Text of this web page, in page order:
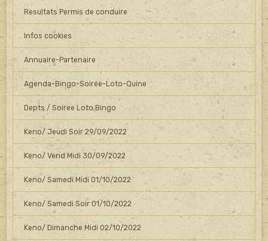
Resultats Permis de conduire
Infos cookies
Annuaire-Partenaire
Agenda-Bingo-Soirée-Loto-Quine
Depts / Soiree Loto Bingo
Keno/ Jeudi Soir 29/09/2022
Keno/ Vend Midi 30/09/2022
Keno/ Samedi Midi 01/10/2022
Keno/ Samedi Soir 01/10/2022
Keno/ Dimanche Midi 02/10/2022